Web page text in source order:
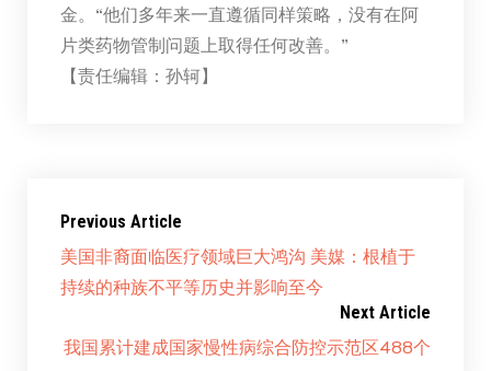
金。“他们多年来一直遵循同样策略，没有在阿
片类药物管制问题上取得任何改善。”
【责任编辑：孙轲】
Previous Article
美国非裔面临医疗领域巨大鸿沟 美媒：根植于
持续的种族不平等历史并影响至今
Next Article
我国累计建成国家慢性病综合防控示范区488个